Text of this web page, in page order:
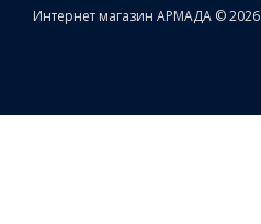
Интернет магазин АРМАДА © 2026